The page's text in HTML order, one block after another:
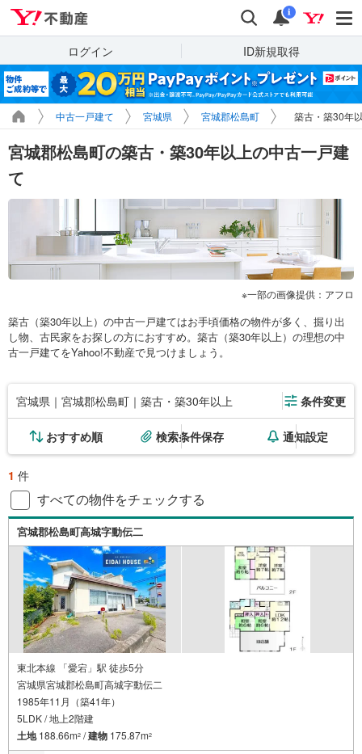
検索 通知
i
ログイン ID新規取得
中古一戸建て 宮城県 宮城郡松島町 築古・築30年
宮城郡松島町の築古・築30年以上の中古一戸建
て
一部の画像提供：アフロ
築古（築30年以上）の中古一戸建てはお手頃価格の物件が多く、掘り出
し物、古民家をお探しの方におすすめ。築古（築30年以上）の理想の中
古一戸建てをYahoo!不動産で見つけましょう。
宮城県｜宮城郡松島町｜築古・築30年以上 条件変更
おすすめ順 検索条件保存 通知設定
1 件
すべての物件をチェックする
宮城郡松島町高城字動伝二
東北本線 「愛宕」駅 徒歩5分
宮城県宮城郡松島町高城字動伝二
1985年11月（築41年）
5LDK / 地上2階建
土地188.66m2 /建物 175.87m2